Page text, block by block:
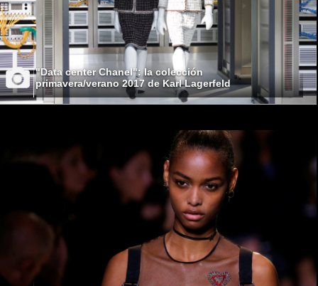
"Data center Chanel": la colección
primavera/verano 2017 de Karl Lagerfeld